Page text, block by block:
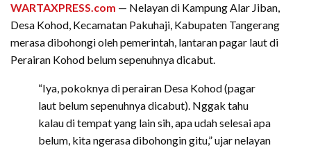
WARTAXPRESS.com — Nelayan di Kampung Alar Jiban,
Desa Kohod, Kecamatan Pakuhaji, Kabupaten Tangerang
merasa dibohongi oleh pemerintah, lantaran pagar laut di
Perairan Kohod belum sepenuhnya dicabut.
“Iya, pokoknya di perairan Desa Kohod (pagar
laut belum sepenuhnya dicabut). Nggak tahu
kalau di tempat yang lain sih, apa udah selesai apa
belum, kita ngerasa dibohongin gitu,” ujar nelayan